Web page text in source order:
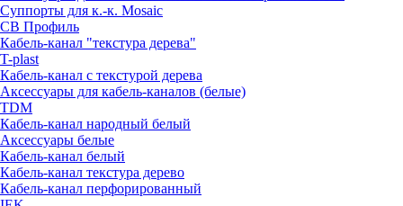
Суппорты для к.-к. Mosaic
СВ Профиль
Кабель-канал "текстура дерева"
T-plast
Кабель-канал с текстурой дерева
Аксессуары для кабель-каналов (белые)
TDM
Кабель-канал народный белый
Аксессуары белые
Кабель-канал белый
Кабель-канал текстура дерево
Кабель-канал перфорированный